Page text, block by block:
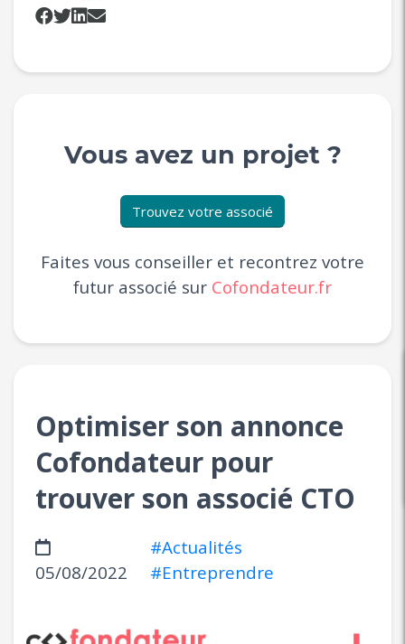
Vous avez un projet ?
Trouvez votre associé
Faites vous conseiller et recontrez votre
futur associé sur Cofondateur.fr
Optimiser son annonce
Cofondateur pour
trouver son associé CTO
05/08/2022
#Actualités
#Entreprendre